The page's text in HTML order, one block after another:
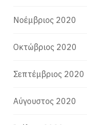
Νοέμβριος 2020
Οκτώβριος 2020
Σεπτέμβριος 2020
Αύγουστος 2020